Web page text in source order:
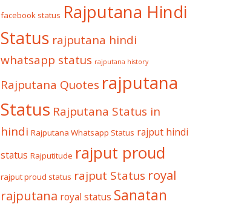
facebook status Rajputana Hindi
Status rajputana hindi
whatsapp status rajputana history
Rajputana Quotes rajputana
Status Rajputana Status in
hindi Rajputana Whatsapp Status rajput hindi
status Rajputitude rajput proud
rajput proud status rajput Status royal
rajputana royal status Sanatan